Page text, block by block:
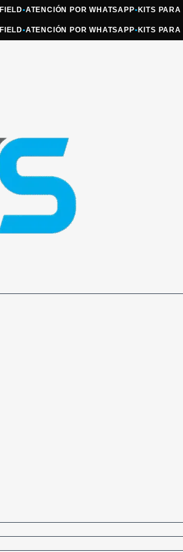
•ATENCIÓN POR WHATSAPP•KITS PARA
•ATENCIÓN POR WHATSAPP•KITS PARA